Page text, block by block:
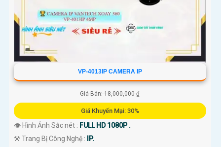
VP-4013IP CAMERA IP
Giá Bán: 18,000,000 ₫
Giá Khuyến Mại: 30%
👁 Hình Ảnh Sắc nét : FULL HD 1080P .
⚒ Trang Bị Công Nghệ :
IP.